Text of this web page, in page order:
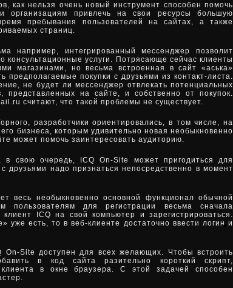
как нельзя очень новый инструмент способен помочь
организациям привлечь на свои ресурсы большую
пребывания пользователей на сайтах, а также
страниц.
например, интегрированный мессенджер позволит
консультационные услуги. Потрясающе сейчас клиенты
магазинами, но весьма встроенная в сайт «аська»
предполагаемые покупки с друзьями из контакт-листа.
не будет ли мессенджер отвлекать потенциальных
представленных на сайте, и собственно от покупок.
считают, что такой проблемы не существует.
разработчики ориентировались, в том числе, на
бизнеса, которым удивительно новая необыкновенно
может помочь заинтересовать аудиторию.
свою очередь, ICQ On-Site может пригодиться для
друзьями надо признаться непосредственно в момент
весь необыкновенно основной функционал обычной
пользователям для регистрации весьма сначала
клиент ICQ на свой компьютер и зарегистрироваться.
уже есть, то в веб-клиенте достаточно ввести логин и
On-Site доступен для всех желающих. Чтобы встроить
в код сайта разительно короткий скрипт,
в окне браузера. С этой задачей способен